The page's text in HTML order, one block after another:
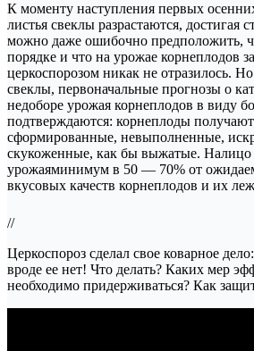
К моменту наступления первых
листья свеклы разрастаются, достигая
можно даже ошибочно предположить,
порядке и что на урожае корнеплодов
церкоспорозом никак не отразилось.
свеклы, первоначальные прогнозы о
недоборе урожая корнеплодов в виду
подтверждаются: корнеплоды
сформированные, невыполненные,
скукоженные, как бы выжатые. Налицо
урожаяминимум в 50 — 70% от
вкусовых качеств корнеплодов и их
//
Церкоспороз сделал свое коварное
вроде ее нет! Что делать? Каких мер
необходимо придерживаться? Как